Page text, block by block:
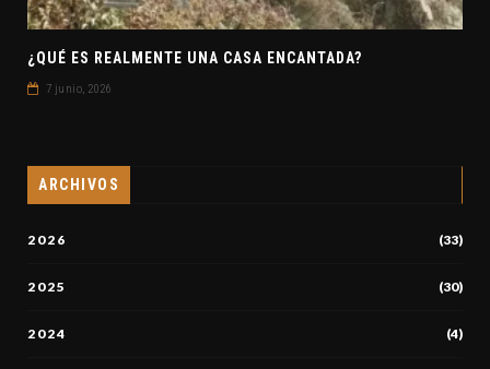
¿QUÉ ES REALMENTE UNA CASA ENCANTADA?
7 junio, 2026
ARCHIVOS
2026 (33)
2025 (30)
2024 (4)